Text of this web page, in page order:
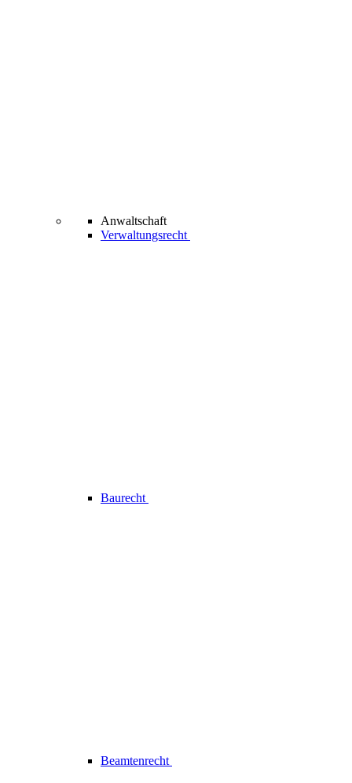
Anwaltschaft
Verwaltungsrecht
Baurecht
Beamtenrecht